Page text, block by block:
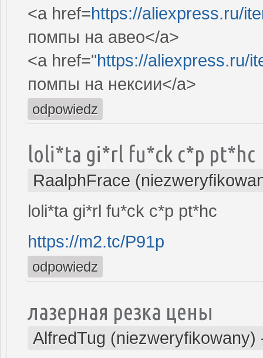
<a href=https://aliexpress.ru/
помпы на авео</a>
<a href="https://aliexpress.ru/
помпы на нексии</a>
odpowiedz
loli*ta gi*rl fu*ck c*p pt*hc
RaalphFrace
loli*ta gi*rl fu*ck c*p pt*hc
https://m2.tc/P91p
odpowiedz
лазерная резка цены
AlfredTug (niezweryfikowany)